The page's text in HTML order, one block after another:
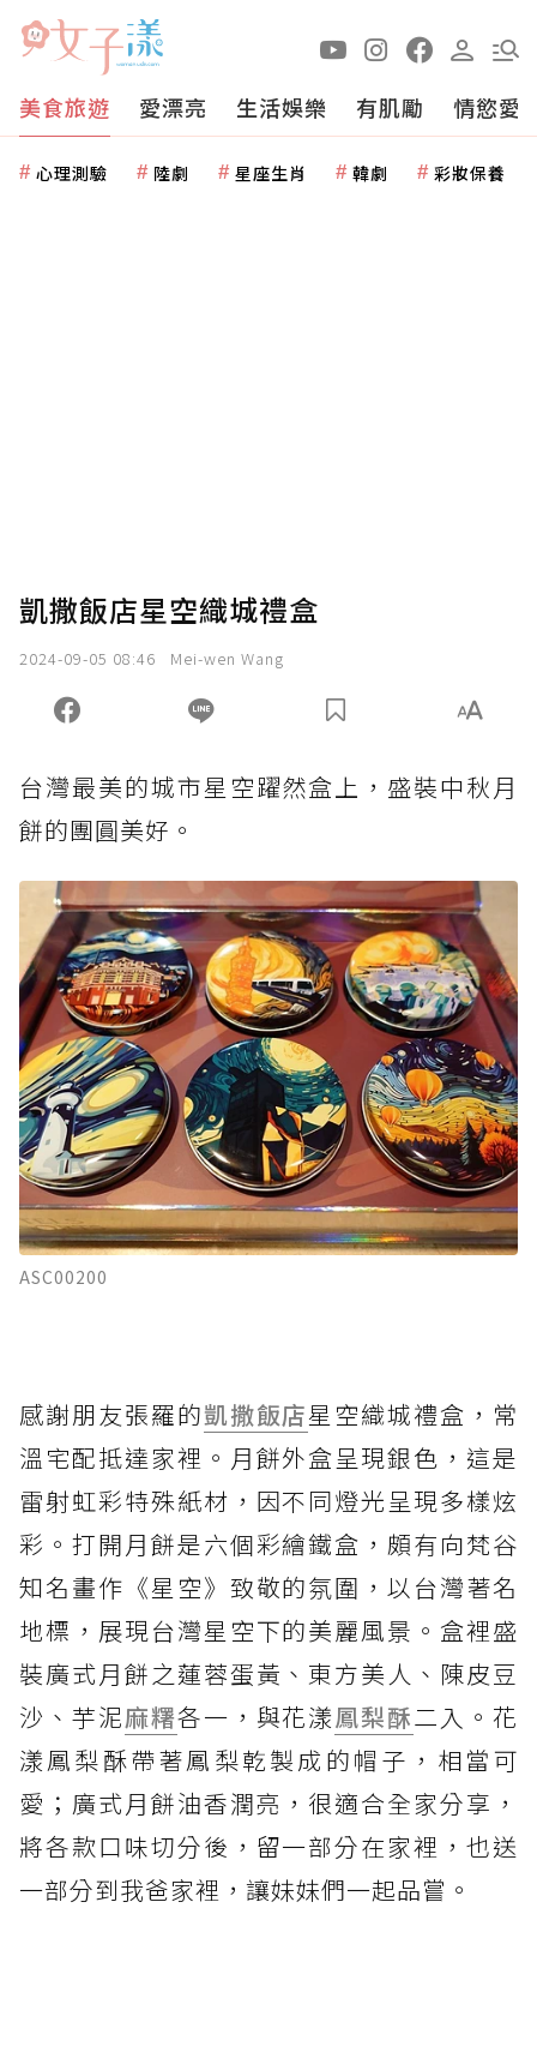
美食旅遊 愛漂亮 生活娛樂 有肌勵 情慾愛
心理測驗 陸劇 星座生肖 韓劇 彩妝保養
凱撒飯店星空織城禮盒
2024-09-05 08:46 Mei-wen Wang
台灣最美的城市星空躍然盒上，盛裝中秋月
餅的團圓美好。
ASC00200
感謝朋友張羅的凱撒飯店星空織城禮盒，常
溫宅配抵達家裡。月餅外盒呈現銀色，這是
雷射虹彩特殊紙材，因不同燈光呈現多樣炫
彩。打開月餅是六個彩繪鐵盒，頗有向梵谷
知名畫作《星空》致敬的氛圍，以台灣著名
地標，展現台灣星空下的美麗風景。盒裡盛
裝廣式月餅之蓮蓉蛋黃、東方美人、陳皮豆
沙、芋泥麻糬各一，與花漾鳳梨酥二入。花
漾鳳梨酥帶著鳳梨乾製成的帽子，相當可
愛；廣式月餅油香潤亮，很適合全家分享，
將各款口味切分後，留一部分在家裡，也送
一部分到我爸家裡，讓妹妹們一起品嘗。